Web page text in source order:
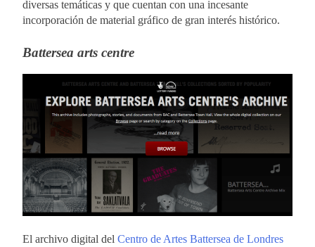
diversas temáticas y que cuentan con una incesante
incorporación de material gráfico de gran interés histórico.
Battersea arts centre
El archivo digital del Centro de Artes Battersea de Londres